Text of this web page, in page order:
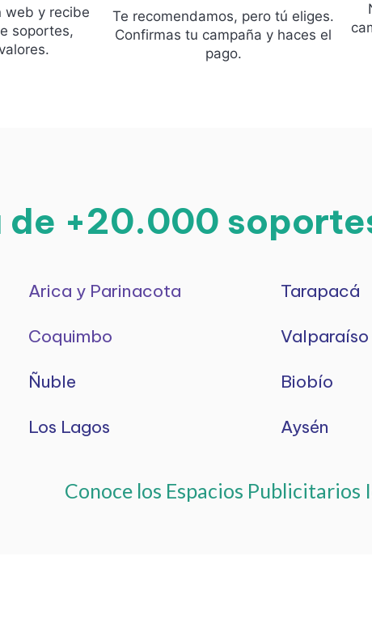
web y recibe
soportes,
Te recomendamos, pero tú eliges.
Confirmas tu campaña y haces el
pago.
+20.000
Arica y Parinacota Tarapacá
Coquimbo Valparaíso
Ñuble Biobío
Los Lagos Aysén
Conoce los Espacios Publicitarios